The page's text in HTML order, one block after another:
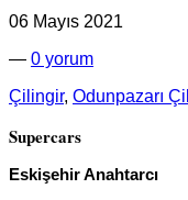
06 Mayıs 2021
— 0 yorum
Çilingir, Odunpazarı
Supercars
Eskişehir Anahtarcı